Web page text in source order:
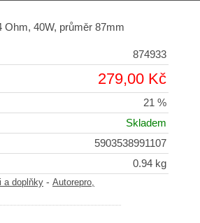
Ohm, 40W, průměr 87mm
874933
279,00 Kč
21 %
Skladem
5903538991107
0.94 kg
a doplňky - Autorepro,